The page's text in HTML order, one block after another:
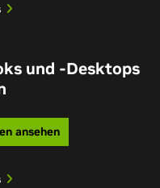
und -Desktops
ansehen